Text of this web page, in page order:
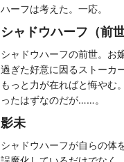
ハーフは考えた。一応。
シャドウハーフ（前世
シャドウハーフの前世。お
過ぎた好意に因るストーカ
もっと力が在ればと悔やむ
ったはずなのだが……。
影未
シャドウハーフが自らの体